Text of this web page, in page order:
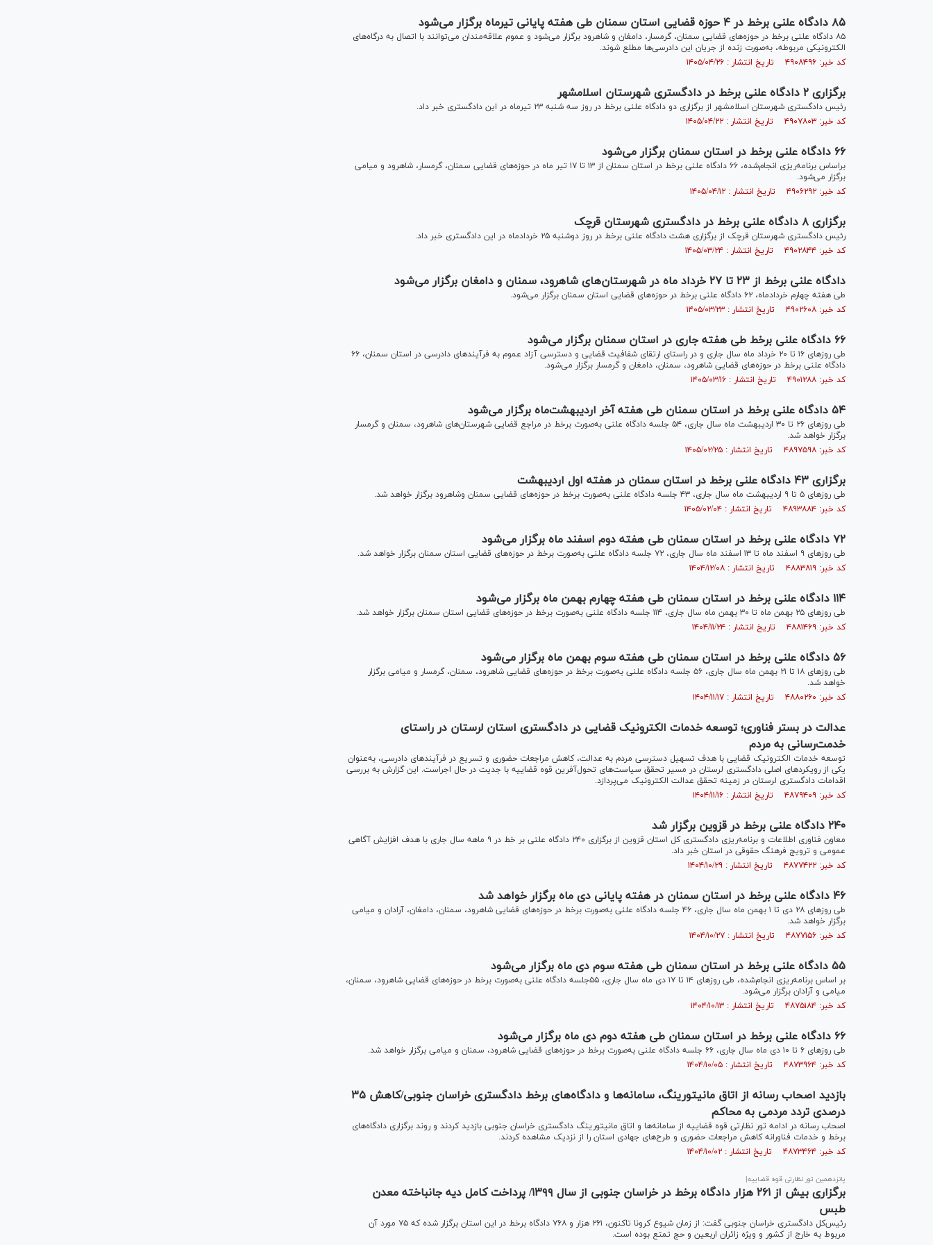
۸۵ دادگاه علنی برخط در ۴ حوزه قضایی استان سمنان طی هفته پایانی تیرماه برگزار می‌شود
۸۵ دادگاه علنی برخط در حوزه‌های قضایی سمنان، گرمسار، دامغان و شاهرود برگزار می‌شود و عموم علاقه‌مندان می‌توانند با اتصال به درگاه‌های
الکترونیکی مربوطه، به‌صورت زنده از جریان این دادرسی‌ها مطلع شوند.
کد خبر: ۴۹۰۸۴۹۶ تاریخ انتشار : ۱۴۰۵/۰۴/۲۶
برگزاری ۲ دادگاه علنی برخط در دادگستری شهرستان اسلامشهر
رئیس دادگستری شهرستان اسلامشهر از برگزاری دو دادگاه علنی برخط در روز سه شنبه ۲۳ تیرماه در این دادگستری خبر داد.
کد خبر: ۴۹۰۷۸۰۳ تاریخ انتشار : ۱۴۰۵/۰۴/۲۲
۶۶ دادگاه علنی برخط در استان سمنان برگزار می‌شود
براساس برنامه‌ریزی انجام‌شده، ۶۶ دادگاه علنی برخط در استان سمنان از ۱۳ تا ۱۷ تیر ماه در حوزه‌های قضایی سمنان، گرمسار، شاهرود و میامی
برگزار می‌شود.
کد خبر: ۴۹۰۶۲۹۲ تاریخ انتشار : ۱۴۰۵/۰۴/۱۲
برگزاری ۸ دادگاه علنی برخط در دادگستری شهرستان قرچک
رئیس دادگستری شهرستان قرچک از برگزاری هشت دادگاه علنی برخط در روز دوشنبه ۲۵ خردادماه در این دادگستری خبر داد.
کد خبر: ۴۹۰۲۸۴۴ تاریخ انتشار : ۱۴۰۵/۰۳/۲۴
دادگاه علنی برخط از ۲۳ تا ۲۷ خرداد ماه در شهرستان‌های شاهرود، سمنان و دامغان برگزار می‌شود
طی هفته چهارم خردادماه، ۶۲ دادگاه علنی برخط در حوزه‌های قضایی استان سمنان برگزار می‌شود.
کد خبر: ۴۹۰۲۶۰۸ تاریخ انتشار : ۱۴۰۵/۰۳/۲۳
۶۶ دادگاه علنی برخط طی هفته جاری در استان سمنان برگزار می‌شود
طی روز‌های ۱۶ تا ۲۰ خرداد ماه سال جاری و در راستای ارتقای شفافیت قضایی و دسترسی آزاد عموم به فرآیند‌های دادرسی در استان سمنان، ۶۶
دادگاه علنی برخط در حوزه‌های قضایی شاهرود، سمنان، دامغان و گرمسار برگزار می‌شود.
کد خبر: ۴۹۰۱۲۸۸ تاریخ انتشار : ۱۴۰۵/۰۳/۱۶
۵۴ دادگاه علنی برخط در استان سمنان طی هفته آخر اردیبهشت‌ماه برگزار می‌شود
طی روز‌های ۲۶ تا ۳۰ اردیبهشت ماه سال جاری، ۵۴ جلسه دادگاه علنی به‌صورت برخط در مراجع قضایی شهرستان‌های شاهرود، سمنان و گرمسار
برگزار خواهد شد.
کد خبر: ۴۸۹۷۵۹۸ تاریخ انتشار : ۱۴۰۵/۰۲/۲۵
برگزاری ۴۳ دادگاه علنی برخط در استان سمنان در هفته اول اردیبهشت
طی روز‌های ۵ تا ۹ اردیبهشت ماه سال جاری، ۴۳ جلسه دادگاه علنی به‌صورت برخط در حوزه‌های قضایی سمنان وشاهرود برگزار خواهد شد.
کد خبر: ۴۸۹۳۸۸۴ تاریخ انتشار : ۱۴۰۵/۰۲/۰۴
۷۲ دادگاه علنی برخط در استان سمنان طی هفته دوم اسفند ماه برگزار می‌شود
طی روز‌های ۹ اسفند ماه تا ۱۳ اسفند ماه سال جاری، ۷۲ جلسه دادگاه علنی به‌صورت برخط در حوزه‌های قضایی استان سمنان برگزار خواهد شد.
کد خبر: ۴۸۸۳۸۱۹ تاریخ انتشار : ۱۴۰۴/۱۲/۰۸
۱۱۴ دادگاه علنی برخط در استان سمنان طی هفته چهارم بهمن ماه برگزار می‌شود
طی روز‌های ۲۵ بهمن ماه تا ۳۰ بهمن ماه سال جاری، ۱۱۴ جلسه دادگاه علنی به‌صورت برخط در حوزه‌های قضایی استان سمنان برگزار خواهد شد.
کد خبر: ۴۸۸۱۴۶۹ تاریخ انتشار : ۱۴۰۴/۱۱/۲۴
۵۶ دادگاه علنی برخط در استان سمنان طی هفته سوم بهمن ماه برگزار می‌شود
طی روز‌های ۱۸ تا ۲۱ بهمن ماه سال جاری، ۵۶ جلسه دادگاه علنی به‌صورت برخط در حوزه‌های قضایی شاهرود، سمنان، گرمسار و میامی برگزار
خواهد شد.
کد خبر: ۴۸۸۰۲۶۰ تاریخ انتشار : ۱۴۰۴/۱۱/۱۷
عدالت در بستر فناوری؛ توسعه خدمات الکترونیک قضایی در دادگستری استان لرستان در راستای
خدمت‌رسانی به مردم
توسعه خدمات الکترونیک قضایی با هدف تسهیل دسترسی مردم به عدالت، کاهش مراجعات حضوری و تسریع در فرآیند‌های دادرسی، به‌عنوان
یکی از رویکرد‌های اصلی دادگستری لرستان در مسیر تحقق سیاست‌های تحول‌آفرین قوه قضاییه با جدیت در حال اجراست. این گزارش به بررسی
اقدامات دادگستری لرستان در زمینه تحقق عدالت الکترونیک می‌پردازد.
کد خبر: ۴۸۷۹۴۰۹ تاریخ انتشار : ۱۴۰۴/۱۱/۱۶
۲۴۰ دادگاه علنی برخط در قزوین برگزار شد
معاون فناوری اطلاعات و برنامه‌ریزی دادگستری کل استان قزوین از برگزاری ۲۴۰ دادگاه علنی بر خط در ۹ ماهه سال جاری با هدف افزایش آگاهی
عمومی و ترویج فرهنگ حقوقی در استان خبر داد.
کد خبر: ۴۸۷۷۴۲۲ تاریخ انتشار : ۱۴۰۴/۱۰/۲۹
۴۶ دادگاه علنی برخط در استان سمنان در هفته پایانی دی ماه برگزار خواهد شد
طی روز‌های ۲۸ دی تا ۱ بهمن ماه سال جاری، ۴۶ جلسه دادگاه علنی به‌صورت برخط در حوزه‌های قضایی شاهرود، سمنان، دامغان، آرادان و میامی
برگزار خواهد شد.
کد خبر: ۴۸۷۷۱۵۶ تاریخ انتشار : ۱۴۰۴/۱۰/۲۷
۵۵ دادگاه علنی برخط در استان سمنان طی هفته سوم دی ماه برگزار می‌شود
بر اساس برنامه‌ریزی انجام‌شده، طی روز‌های ۱۴ تا ۱۷ دی ماه سال جاری، ۵۵جلسه دادگاه علنی به‌صورت برخط در حوزه‌های قضایی شاهرود، سمنان،
میامی و آرادان برگزار می‌شود.
کد خبر: ۴۸۷۵۱۸۴ تاریخ انتشار : ۱۴۰۴/۱۰/۱۳
۶۶ دادگاه علنی برخط در استان سمنان طی هفته دوم دی ماه برگزار می‌شود
طی روز‌های ۶ تا ۱۰ دی ماه سال جاری، ۶۶ جلسه دادگاه علنی به‌صورت برخط در حوزه‌های قضایی شاهرود، سمنان و میامی برگزار خواهد شد.
کد خبر: ۴۸۷۳۹۶۴ تاریخ انتشار : ۱۴۰۴/۱۰/۰۵
بازدید اصحاب رسانه از اتاق مانیتورینگ، سامانه‌ها و دادگاه‌های برخط دادگستری خراسان جنوبی/کاهش ۳۵
درصدی تردد مردمی به محاکم
اصحاب رسانه در ادامه تور نظارتی قوه قضاییه از سامانه‌ها و اتاق مانیتورینگ دادگستری خراسان جنوبی بازدید کردند و روند برگزاری دادگاه‌های
برخط و خدمات فناورانه کاهش مراجعات حضوری و طرح‌های جهادی استان را از نزدیک مشاهده کردند.
کد خبر: ۴۸۷۳۴۶۴ تاریخ انتشار : ۱۴۰۴/۱۰/۰۲
پانزدهمین تور نظارتی قوه قضاییه|
برگزاری بیش از ۲۶۱ هزار دادگاه برخط در خراسان جنوبی از سال ۱۳۹۹/ پرداخت کامل دیه جانباخته معدن
طبس
رئیس‌کل دادگستری خراسان جنوبی گفت: از زمان شیوع کرونا تاکنون، ۲۶۱ هزار و ۷۶۸ دادگاه برخط در این استان برگزار شده که ۷۵ مورد آن
مربوط به خارج از کشور و ویژه زائران اربعین و حج تمتع بوده است.